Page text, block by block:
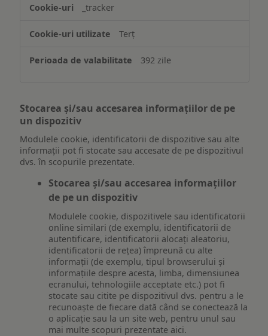
_tracker
Terț
392 zile
Stocarea și/sau accesarea informațiilor de pe
un dispozitiv
Modulele cookie, identificatorii de dispozitive sau alte
informații pot fi stocate sau accesate de pe dispozitivul
dvs. în scopurile prezentate.
Stocarea și/sau accesarea informațiilor
de pe un dispozitiv
Modulele cookie, dispozitivele sau identificatorii
online similari (de exemplu, identificatorii de
autentificare, identificatorii alocați aleatoriu,
identificatorii de rețea) împreună cu alte
informații (de exemplu, tipul browserului și
informațiile despre acesta, limba, dimensiunea
ecranului, tehnologiile acceptate etc.) pot fi
stocate sau citite pe dispozitivul dvs. pentru a le
recunoaște de fiecare dată când se conectează la
o aplicație sau la un site web, pentru unul sau
mai multe scopuri prezentate aici.